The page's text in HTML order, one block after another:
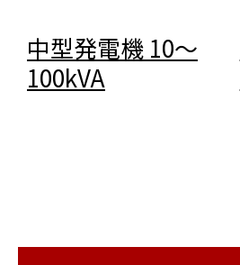
中型発電機 10～
100kVA